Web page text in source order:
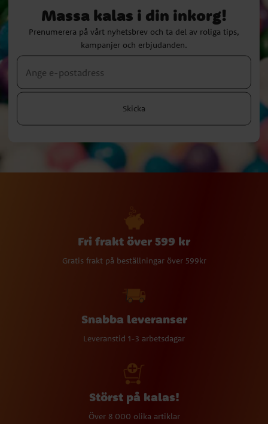
Massa kalas i din inkorg!
Prenumerera på vårt nyhetsbrev och ta del av roliga tips,
kampanjer och erbjudanden.
Skicka
Fri frakt över 599 kr
Gratis frakt på beställningar över 599kr
Snabba leveranser
Leveranstid 1-3 arbetsdagar
Störst på kalas!
Över 8 000 olika artiklar